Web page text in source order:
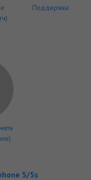
Поддержка
5/5s